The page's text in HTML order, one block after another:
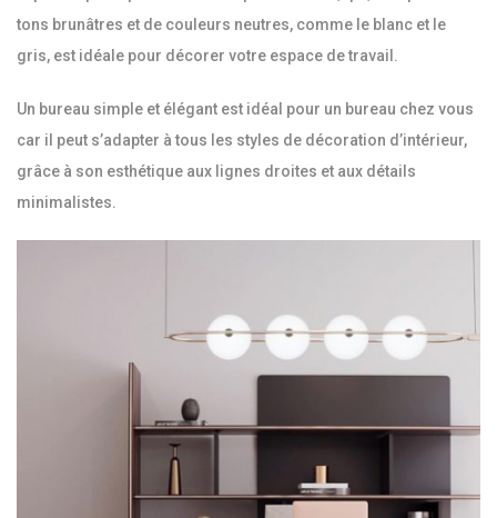
tons brunâtres et de couleurs neutres, comme le blanc et le
gris, est idéale pour décorer votre espace de travail.
Un bureau simple et élégant est idéal pour un bureau chez vous
car il peut s’adapter à tous les styles de décoration d’intérieur,
grâce à son esthétique aux lignes droites et aux détails
minimalistes.